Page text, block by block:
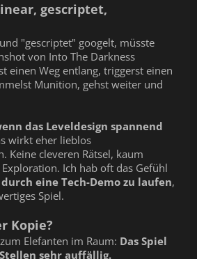
gescriptet,
"gescriptet" googelt, müsste
von Into The Darkness
einen Weg entlang, triggerst einen
Munition, gehst weiter und
das Leveldesign spannend
wirkt eher lieblos
Keine cleveren Rätsel, kaum
Ich hab oft das Gefühl
durch eine Tech-Demo zu laufen,
Spiel.
Kopie?
Elefanten im Raum: Das Spiel
sehr auffällig.